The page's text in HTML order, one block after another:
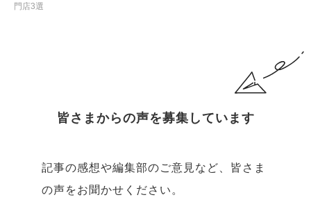
門店3選
皆さまからの声を募集しています
記事の感想や編集部のご意見など、皆さま
の声をお聞かせください。